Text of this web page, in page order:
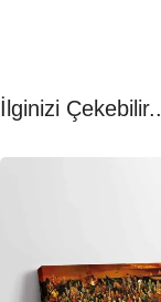
İlginizi